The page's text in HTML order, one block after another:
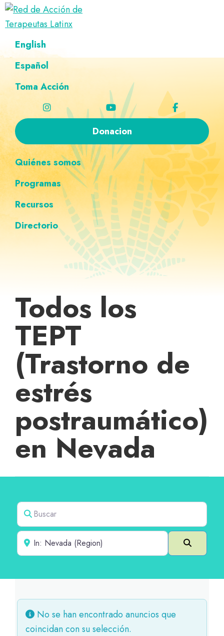
Saltar
navegación
principal
Ir
al
principal
Saltar
al
página
Saltar
navegación
personalizada
Red
de
Acción
de
Latinx
Directorio
terapeutas
Latinx
English
Español
Toma Acción
Donacion
Quiénes somos
Programas
Recursos
Directorio
Todos los
TEPT
(Trastorno de
estrés
postraumático)
en Nevada
Buscar
Cerca de
Buscar
No se han encontrado anuncios que
coincidan con su selección.